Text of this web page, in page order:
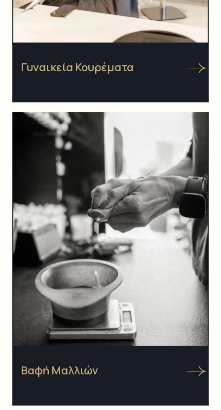
Γυναικεία Κουρέματα
Βαφή Μαλλιών